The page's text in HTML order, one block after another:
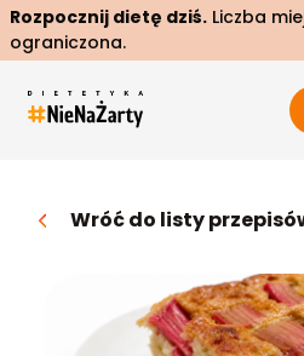
Rozpocznij dietę dziś. Liczba
ograniczona.
Wróć do listy